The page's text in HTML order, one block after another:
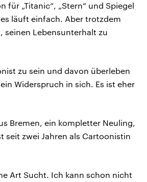
für „Titanic“, „Stern“ und Spiegel
läuft einfach. Aber trotzdem
seinen Lebensunterhalt zu
zu sein und davon überleben
Widerspruch in sich. Es ist eher
Bremen, ein kompletter Neuling,
seit zwei Jahren als Cartoonistin
Art Sucht. Ich kann schon nicht